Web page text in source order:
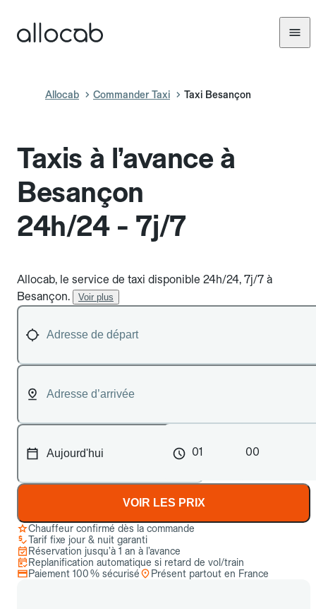
Allocab Commander Taxi Taxi Besançon
Taxis à l’avance à
Besançon
24h/24 - 7j/7
Allocab, le service de taxi disponible 24h/24, 7j/7 à
Besançon.
Voir plus
01 00
VOIR LES PRIX
Chauffeur confirmé dès la commande
Tarif fixe jour & nuit garanti
Réservation jusqu’à 1 an à l’avance
Replanification automatique si retard de vol/train
Paiement 100 % sécurisé
Présent partout en France